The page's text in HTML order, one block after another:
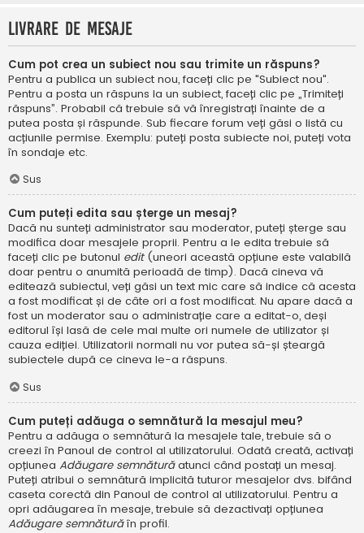
Livrare de mesaje
Cum pot crea un subiect nou sau trimite un răspuns?
Pentru a publica un subiect nou, faceți clic pe "Subiect nou".
Pentru a posta un răspuns la un subiect, faceți clic pe „Trimiteți
răspuns”. Probabil că trebuie să vă înregistrați înainte de a
putea posta și răspunde. Sub fiecare forum veți găsi o listă cu
acțiunile permise. Exemplu: puteți posta subiecte noi, puteți vota
în sondaje etc.
Sus
Cum puteți edita sau șterge un mesaj?
Dacă nu sunteți administrator sau moderator, puteți șterge sau
modifica doar mesajele proprii. Pentru a le edita trebuie să
faceți clic pe butonul edit (uneori această opțiune este valabilă
doar pentru o anumită perioadă de timp). Dacă cineva vă
editează subiectul, veți găsi un text mic care să indice că acesta
a fost modificat și de câte ori a fost modificat. Nu apare dacă a
fost un moderator sau o administrație care a editat-o, deși
editorul își lasă de cele mai multe ori numele de utilizator și
cauza ediției. Utilizatorii normali nu vor putea să-și șteargă
subiectele după ce cineva le-a răspuns.
Sus
Cum puteți adăuga o semnătură la mesajul meu?
Pentru a adăuga o semnătură la mesajele tale, trebuie să o
creezi în Panoul de control al utilizatorului. Odată creată, activați
opțiunea Adăugare semnăturăatunci când postați un mesaj.
Puteți atribui o semnătură implicită tuturor mesajelor dvs. bifând
caseta corectă din Panoul de control al utilizatorului. Pentru a
opri adăugarea în mesaje, trebuie să dezactivați opțiunea
Adăugare semnăturăîn profil.